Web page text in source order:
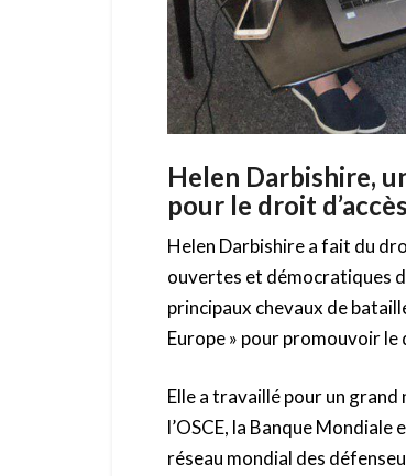
Helen Darbishire,
pour le droit
Helen Darbishire a fait du
ouvertes et démocratiques
principaux chevaux de
Europe » pour promouvoir le
Elle a travaillé pour un
l’OSCE, la Banque Mondiale
réseau mondial des